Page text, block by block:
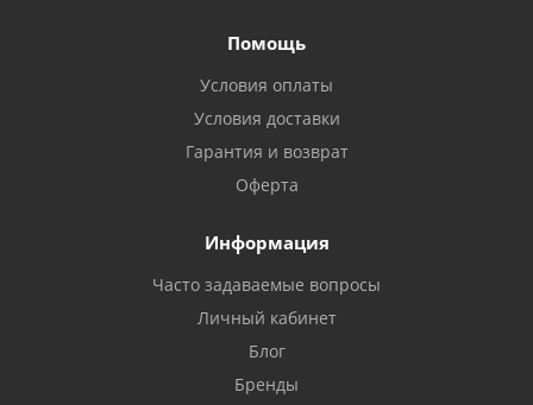
Помощь
Условия оплаты
Условия доставки
Гарантия и возврат
Оферта
Информация
Часто задаваемые вопросы
Личный кабинет
Блог
Бренды